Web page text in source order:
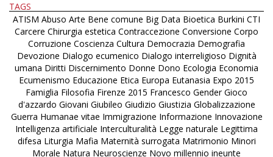
TAGS
ATISM Abuso Arte Bene comune Big Data Bioetica Burkini CTI
Carcere Chirurgia estetica Contraccezione Conversione Corpo
Corruzione Coscienza Cultura Democrazia Demografia
Devozione Dialogo ecumenico Dialogo interreligioso Dignità
umana Diritti Discernimento Donne Dono Ecologia Economia
Ecumenismo Educazione Etica Europa Eutanasia Expo 2015
Famiglia Filosofia Firenze 2015 Francesco Gender Gioco
d'azzardo Giovani Giubileo Giudizio Giustizia Globalizzazione
Guerra Humanae vitae Immigrazione Informazione Innovazione
Intelligenza artificiale Interculturalità Legge naturale Legittima
difesa Liturgia Mafia Maternità surrogata Matrimonio Minori
Morale Natura Neuroscienze Novo millennio ineunte